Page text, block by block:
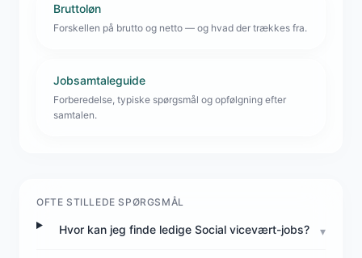
Bruttoløn
Forskellen på brutto og netto — og hvad der trækkes fra.
Jobsamtaleguide
Forberedelse, typiske spørgsmål og opfølgning efter
samtalen.
OFTE STILLEDE SPØRGSMÅL
Hvor kan jeg finde ledige Social vicevært-jobs? ▾